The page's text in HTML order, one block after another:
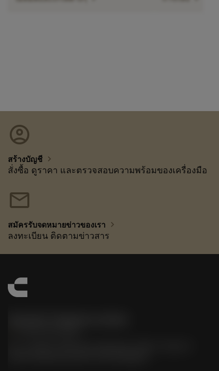
account_circle
สร้างบัญชี chevron_right
สั่งซื้อ ดูราคา และตรวจสอบความพร้อมของเครื่องมือ
mail
สมัครรับจดหมายข่าวของเรา chevron_right
ลงทะเบียน ติดตามข่าวสาร